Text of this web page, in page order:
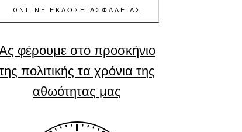
ONLINE ΕΚΔΟΣΗ ΑΣΦΑΛΕΙΑΣ
φέρουμε στο προσκήνιο
πολιτικής τα χρόνια της
αθωότητας μας